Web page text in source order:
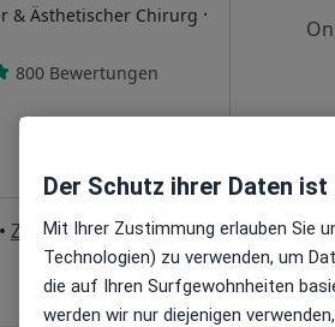
& Ästhetischer Chirurg ·
800 Bewertungen
• Zu Google Maps
Der Schutz ihrer Daten
Mit Ihrer Zustimmung erlauben Sie
Technologien) zu verwenden, um
die auf Ihren Surfgewohnheiten
werden wir nur diejenigen